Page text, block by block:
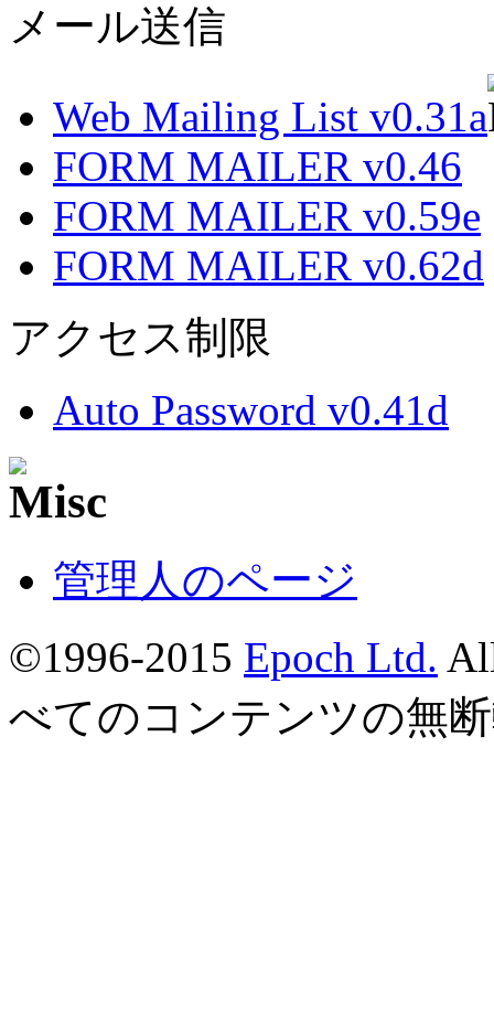
メール送信
Web Mailing List v0.31a
FORM MAILER v0.46
FORM MAILER v0.59e
FORM MAILER v0.62d
アクセス制限
Auto Password v0.41d
管理人のページ
©1996-2015 Epoch Ltd.
べてのコンテンツの無